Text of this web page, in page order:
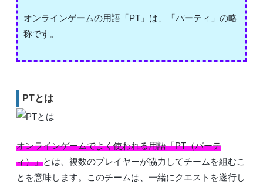
オンラインゲームの用語「PT」は、「パーティ」の略
称です。
PTとは
オンラインゲームでよく使われる用語「PT（パーテ
ィ）」とは、複数のプレイヤーが協力してチームを組むこ
とを意味します。このチームは、一緒にクエストを遂行し